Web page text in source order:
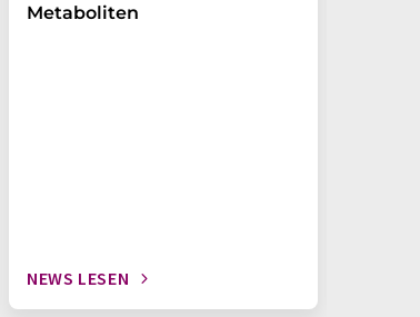
Metaboliten
NEWS LESEN